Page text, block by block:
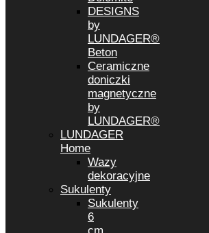
DESIGNS
by
LUNDAGER®
Beton
Ceramiczne
doniczki
magnetyczne
by
LUNDAGER®
LUNDAGER
Home
Wazy
dekoracyjne
Sukulenty
Sukulenty
6